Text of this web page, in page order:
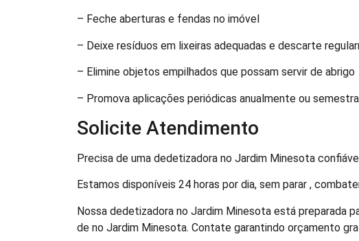
– Feche aberturas e fendas no imóvel
– Deixe resíduos em lixeiras adequadas e descarte
– Elimine objetos empilhados que possam servir de abrigo
– Promova aplicações periódicas anualmente ou
Solicite Atendimento
Precisa de uma dedetizadora no Jardim Minesota
Estamos disponíveis 24 horas por dia, sem parar ,
Nossa dedetizadora no Jardim Minesota está preparada
de no Jardim Minesota. Contate garantindo orçamento